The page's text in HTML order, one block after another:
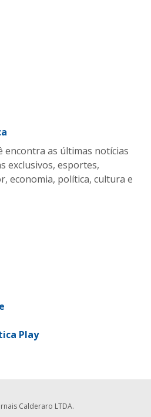
encontra as últimas notícias
exclusivos, esportes,
economia, política, cultura e
Play
Calderaro LTDA.